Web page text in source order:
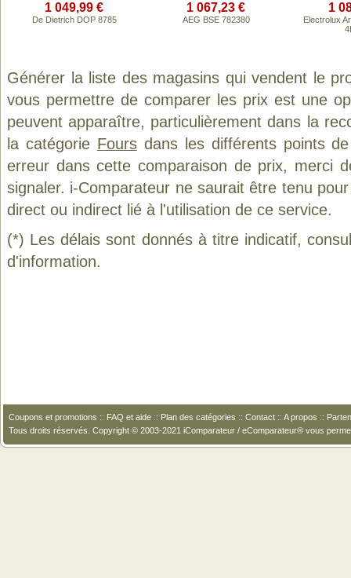
1 049,99 €
De Dietrich DOP 8785
1 067,23 €
AEG BSE 782380
1
Electrolux
Générer la liste des magasins qui vendent le
vous permettre de comparer les prix est une
peuvent apparaître, particulièrement dans la
la catégorie Foursdans les différents points
erreur dans cette comparaison de prix, merci
signaler. i-Comparateur ne saurait être tenu
direct ou indirect lié à l'utilisation de ce service.
(*) Les délais sont donnés à titre indicatif,
d'information.
Coupons et promotions :: FAQ et aide :: Plan des catégories :: Contact :: A propos ::
Tous droits réservés. Copyright © 2003-2021 iComparateur / eComparateur® vous